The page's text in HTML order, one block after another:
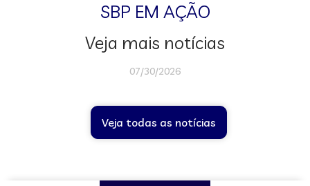
SBP EM AÇÃO
Veja mais notícias
07/30/2026
Veja todas as notícias